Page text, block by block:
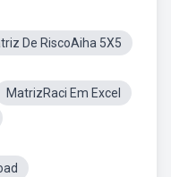
De RiscoAiha 5X5
MatrizRaci Em Excel